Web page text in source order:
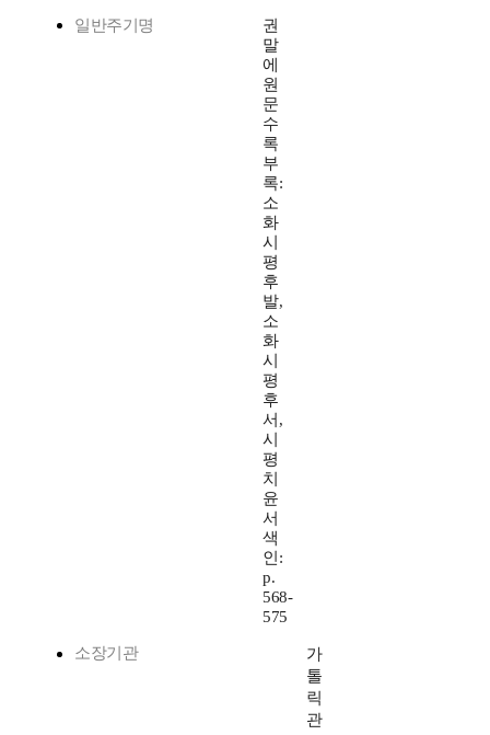
일반주기명
권
말
에
원
문
수
록
부
록:
소
화
시
평
후
발,
소
화
시
평
후
서,
시
평
치
윤
서
색
인:
p.
568-
575
소장기관
가
톨
릭
관